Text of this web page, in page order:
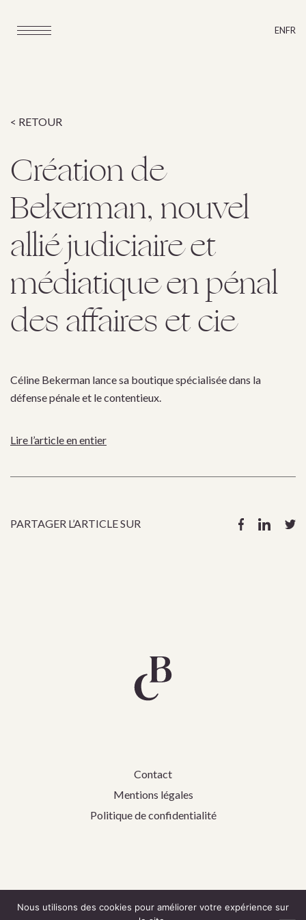
ENFR
< RETOUR
Création de
Bekerman, nouvel
allié judiciaire et
médiatique en pénal
des affaires et cie
Céline Bekerman lance sa boutique spécialisée dans la
défense pénale et le contentieux.
Lire l’article en entier
PARTAGER L’ARTICLE SUR
Contact
Mentions légales
Politique de confidentialité
Nous utilisons des cookies pour améliorer votre expérience sur